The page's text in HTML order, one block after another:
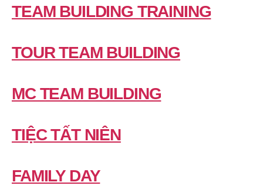
TEAM BUILDING TRAINING
TOUR TEAM BUILDING
MC TEAM BUILDING
TIỆC TẤT NIÊN
FAMILY DAY